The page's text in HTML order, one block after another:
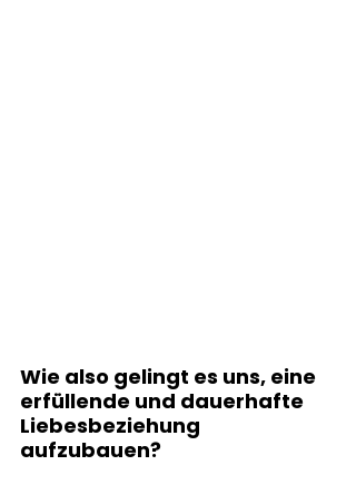
Wie also gelingt es uns, eine
erfüllende und dauerhafte
Liebesbeziehung
aufzubauen?